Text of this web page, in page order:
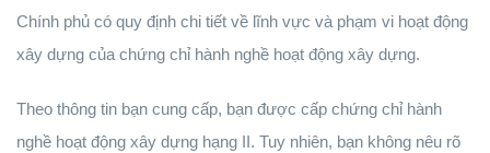
Chính phủ có quy định chi tiết về lĩnh vực và phạm vi hoạt động
xây dựng của chứng chỉ hành nghề hoạt động xây dựng.
Theo thông tin bạn cung cấp, bạn được cấp chứng chỉ hành
nghề hoạt động xây dựng hạng II. Tuy nhiên, bạn không nêu rõ